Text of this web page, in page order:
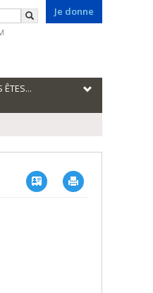
Je donne
Rechercher
ÊTES...
Vcard